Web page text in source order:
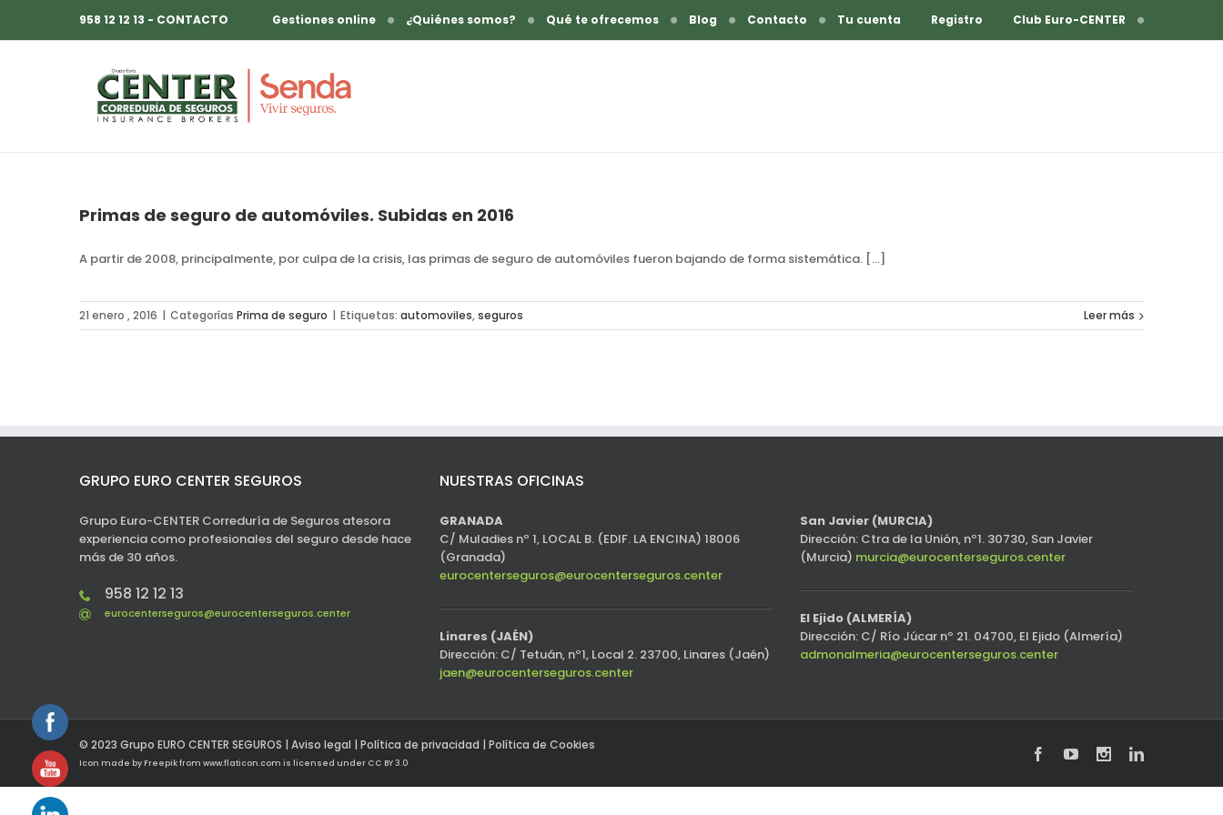
958 12 12 13 - CONTACTO Gestiones online ¿Quiénes somos? Qué te ofrecemos Blog Contacto Tu cuenta Registro Club Euro-CENTER
Primas de seguro de automóviles. Subidas en 2016
A partir de 2008, principalmente, por culpa de la crisis, las primas de seguro de automóviles fueron bajando de forma sistemática. […]
21 enero , 2016 | Categorías Prima de seguro | Etiquetas: automoviles,seguros Leer más
GRUPO EURO CENTER SEGUROS
Grupo Euro-CENTER Correduría de Seguros atesora
experiencia como profesionales del seguro desde hace
más de 30 años.
958 12 12 13
eurocenterseguros@eurocenterseguros.center
NUESTRAS OFICINAS
GRANADA
C/ Muladies nº 1, LOCAL B. (EDIF. LA ENCINA) 18006
(Granada)
eurocenterseguros@eurocenterseguros.center
Linares (JAÉN)
Dirección: C/ Tetuán, nº1, Local 2. 23700, Linares (Jaén)
jaen@eurocenterseguros.center
San Javier (MURCIA)
Dirección: Ctra de la Unión, nº1. 30730, San Javier
(Murcia) murcia@eurocenterseguros.center
El Ejido (ALMERÍA)
Dirección: C/ Río Júcar nº 21. 04700, El Ejido (Almería)
admonalmeria@eurocenterseguros.center
© 2023 Grupo EURO CENTER SEGUROS | Aviso legal | Política de privacidad | Política de Cookies
Icon made by Freepikfrom www.flaticon.com is licensed under CC BY 3.0